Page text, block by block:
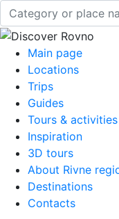
Main page
Locations
Trips
Guides
Tours & activities
Inspiration
3D tours
About Rivne
Destinations
Contacts